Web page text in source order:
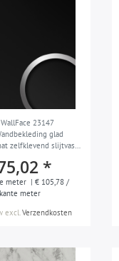
23147
glad
zelfklevend slijtvast
*
meter | € 105,78 /
meter
excl. Verzendkosten